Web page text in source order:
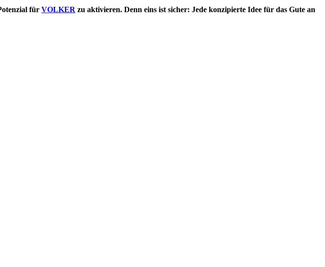
für VOLKER zu aktivieren. Denn eins ist sicher: Jede konzipierte Idee für das Gute an